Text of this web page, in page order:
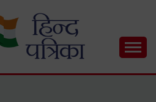
Hindi Inspirational Stories, Hindi